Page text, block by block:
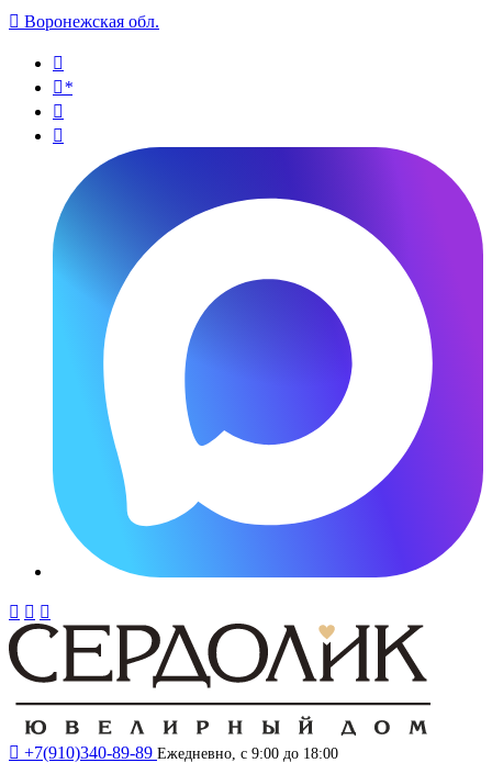
 Воронежская обл.

*


  
 +7(910)340-89-89 Ежедневно, с 9:00 до 18:00